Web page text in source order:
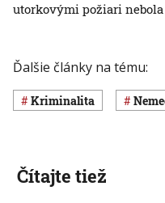
utorkovými požiari
Ďalšie články na tému:
Kriminalita
Čítajte tiež